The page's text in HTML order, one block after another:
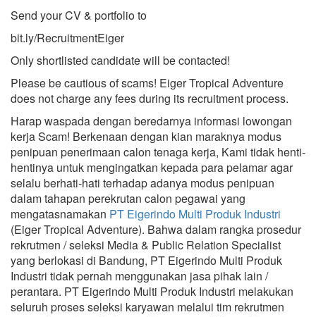
Send your CV & portfolio to
bit.ly/RecruitmentEiger
Only shortlisted candidate will be contacted!
Please be cautious of scams! Eiger Tropical Adventure
does not charge any fees during its recruitment process.
Harap waspada dengan beredarnya informasi lowongan
kerja Scam! Berkenaan dengan kian maraknya modus
penipuan penerimaan calon tenaga kerja, Kami tidak henti-
hentinya untuk mengingatkan kepada para pelamar agar
selalu berhati-hati terhadap adanya modus penipuan
dalam tahapan perekrutan calon pegawai yang
mengatasnamakan PT Eigerindo Multi Produk Industri
(Eiger Tropical Adventure). Bahwa dalam rangka prosedur
rekrutmen / seleksi Media & Public Relation Specialist
yang berlokasi di Bandung, PT Eigerindo Multi Produk
Industri tidak pernah menggunakan jasa pihak lain /
perantara. PT Eigerindo Multi Produk Industri melakukan
seluruh proses seleksi karyawan melalui tim rekrutmen